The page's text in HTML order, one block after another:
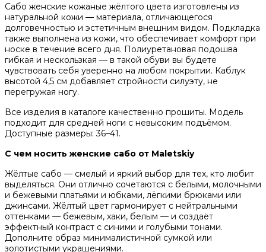
Сабо женские кожаные жёлтого цвета изготовлены из
натуральной кожи — материала, отличающегося
долговечностью и эстетичным внешним видом. Подкладка
также выполнена из кожи, что обеспечивает комфорт при
носке в течение всего дня. Полиуретановая подошва
гибкая и нескользкая — в такой обуви вы будете
чувствовать себя уверенно на любом покрытии. Каблук
высотой 4,5 см добавляет стройности силуэту, не
перегружая ногу.
Все изделия в каталоге качественно прошиты. Модель
подходит для средней ноги с невысоким подъёмом.
Доступные размеры: 36–41.
С чем носить женские сабо от Maletskiy
Жёлтые сабо — смелый и яркий выбор для тех, кто любит
выделяться. Они отлично сочетаются с белыми, молочными
и бежевыми платьями и юбками, лёгкими брюками или
джинсами. Жёлтый цвет гармонирует с нейтральными
оттенками — бежевым, хаки, белым — и создаёт
эффектный контраст с синими и голубыми тонами.
Дополните образ минималистичной сумкой или
золотистыми украшениями.